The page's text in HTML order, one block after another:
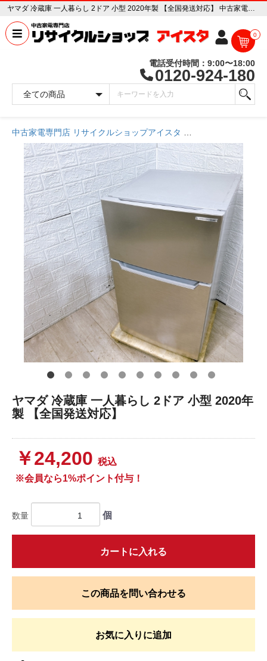
ヤマダ 冷蔵庫 一人暮らし 2ドア 小型 2020年製 【全国発送対応】 中古家電販売専門店 リサイクルショップ アイスタ
0
電話受付時間：9:00〜18:00
0120-924-180
中古家電専門店 リサイクルショップアイスタ
ヤマダ 冷蔵庫 一人暮らし 2ドア 小型 2020年
製 【全国発送対応】
￥24,200 税込
※会員なら1%ポイント付与！
数量 個
カートに入れる
この商品を問い合わせる
お気に入りに追加